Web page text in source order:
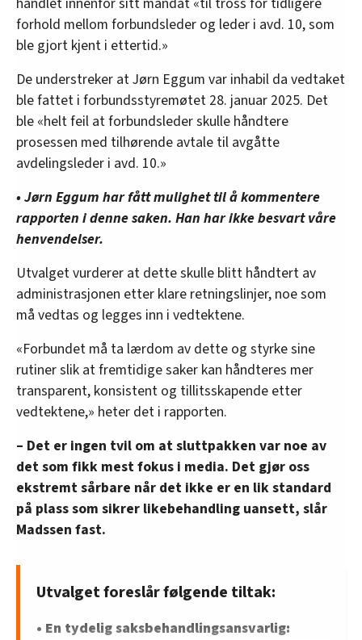
forhold mellom forbundsleder og leder i avd. 10, som
ble gjort kjent i ettertid.»
De understreker at Jørn Eggum var inhabil da vedtaket
ble fattet i forbundsstyremøtet 28. januar 2025. Det
ble «helt feil at forbundsleder skulle håndtere
prosessen med tilhørende avtale til avgåtte
avdelingsleder i avd. 10.»
• Jørn Eggum har fått mulighet til å kommentere
rapporten i denne saken. Han har ikke besvart våre
henvendelser.
Utvalget vurderer at dette skulle blitt håndtert av
administrasjonen etter klare retningslinjer, noe som
må vedtas og legges inn i vedtektene.
«Forbundet må ta lærdom av dette og styrke sine
rutiner slik at fremtidige saker kan håndteres mer
transparent, konsistent og tillitsskapende etter
vedtektene,» heter det i rapporten.
– Det er ingen tvil om at sluttpakken var noe av
det som fikk mest fokus i media. Det gjør oss
ekstremt sårbare når det ikke er en lik standard
på plass som sikrer likebehandling uansett, slår
Madssen fast.
Utvalget foreslår følgende tiltak:
• En tydelig saksbehandlingsansvarlig: